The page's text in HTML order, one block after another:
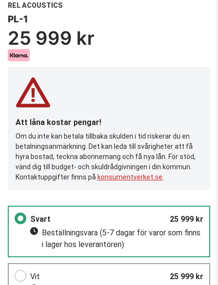
REL ACOUSTICS
PL-1
25 999 kr
Att låna kostar pengar!
Om du inte kan betala tillbaka skulden i tid riskerar du en
betalningsanmärkning. Det kan leda till svårigheter att få
hyra bostad, teckna abonnemang och få nya lån. För stöd,
vänd dig till budget- och skuldrådgivningen i din kommun.
Kontaktuppgifter finns på konsumentverket.se
Svart
25 999 kr
Beställningsvara (5-7 dagar för varor som finns
i lager hos leverantören)
Vit
25 999 kr